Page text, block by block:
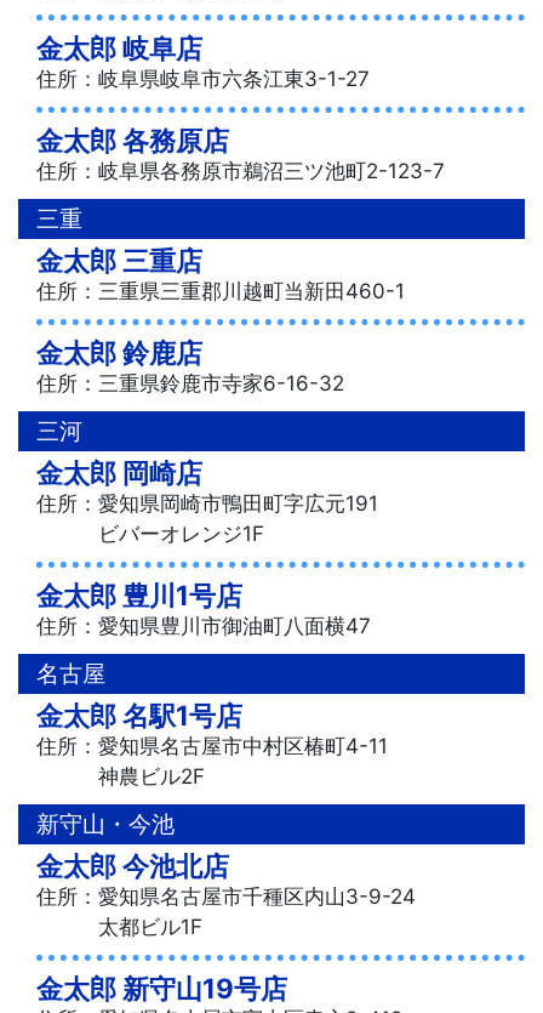
金太郎 岐阜店
住所：岐阜県岐阜市六条江東3-1-27
金太郎 各務原店
住所：岐阜県各務原市鵜沼三ツ池町2-123-7
三重
金太郎 三重店
住所：三重県三重郡川越町当新田460-1
金太郎 鈴鹿店
住所：三重県鈴鹿市寺家6-16-32
三河
金太郎 岡崎店
住所：愛知県岡崎市鴨田町字広元191
ビバーオレンジ1F
金太郎 豊川1号店
住所：愛知県豊川市御油町八面横47
名古屋
金太郎 名駅1号店
住所：愛知県名古屋市中村区椿町4-11
神農ビル2F
新守山・今池
金太郎 今池北店
住所：愛知県名古屋市千種区内山3-9-24
太都ビル1F
金太郎 新守山19号店